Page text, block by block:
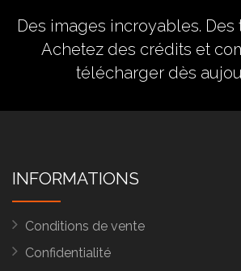
Des images incroyables. Des
Achetez des crédits et
télécharger dès
INFORMATIONS
Conditions de vente
Confidentialité